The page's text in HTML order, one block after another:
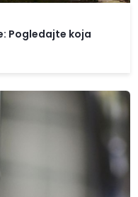
Pogledajte koja